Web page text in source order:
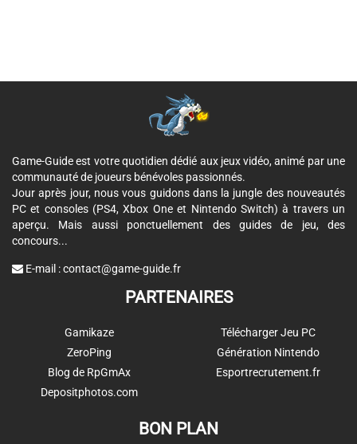
Game-Guide est votre quotidien dédié aux jeux vidéo, animé par une
communauté de joueurs bénévoles passionnés.
Jour après jour, nous vous guidons dans la jungle des nouveautés
PC et consoles (PS4, Xbox One et Nintendo Switch) à travers un
aperçu. Mais aussi ponctuellement des guides de jeu, des
concours...
E-mail :contact@game-guide.fr
PARTENAIRES
Gamikaze
ZeroPing
Blog de RpGmAx
Depositphotos.com
Télécharger Jeu PC
Génération Nintendo
Esportrecrutement.fr
BON PLAN